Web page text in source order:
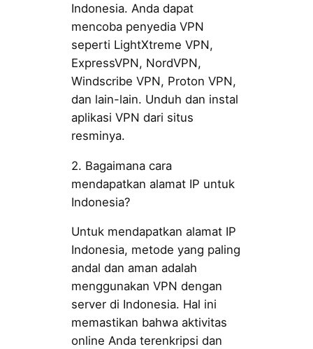
Indonesia. Anda dapat
mencoba penyedia VPN
seperti LightXtreme VPN,
ExpressVPN, NordVPN,
Windscribe VPN, Proton VPN,
dan lain-lain. Unduh dan instal
aplikasi VPN dari situs
resminya.
2. Bagaimana cara
mendapatkan alamat IP untuk
Indonesia?
Untuk mendapatkan alamat IP
Indonesia, metode yang paling
andal dan aman adalah
menggunakan VPN dengan
server di Indonesia. Hal ini
memastikan bahwa aktivitas
online Anda terenkripsi dan